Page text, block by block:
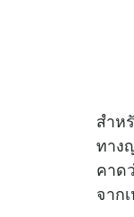
สำห
ทาง
คาด
จาก